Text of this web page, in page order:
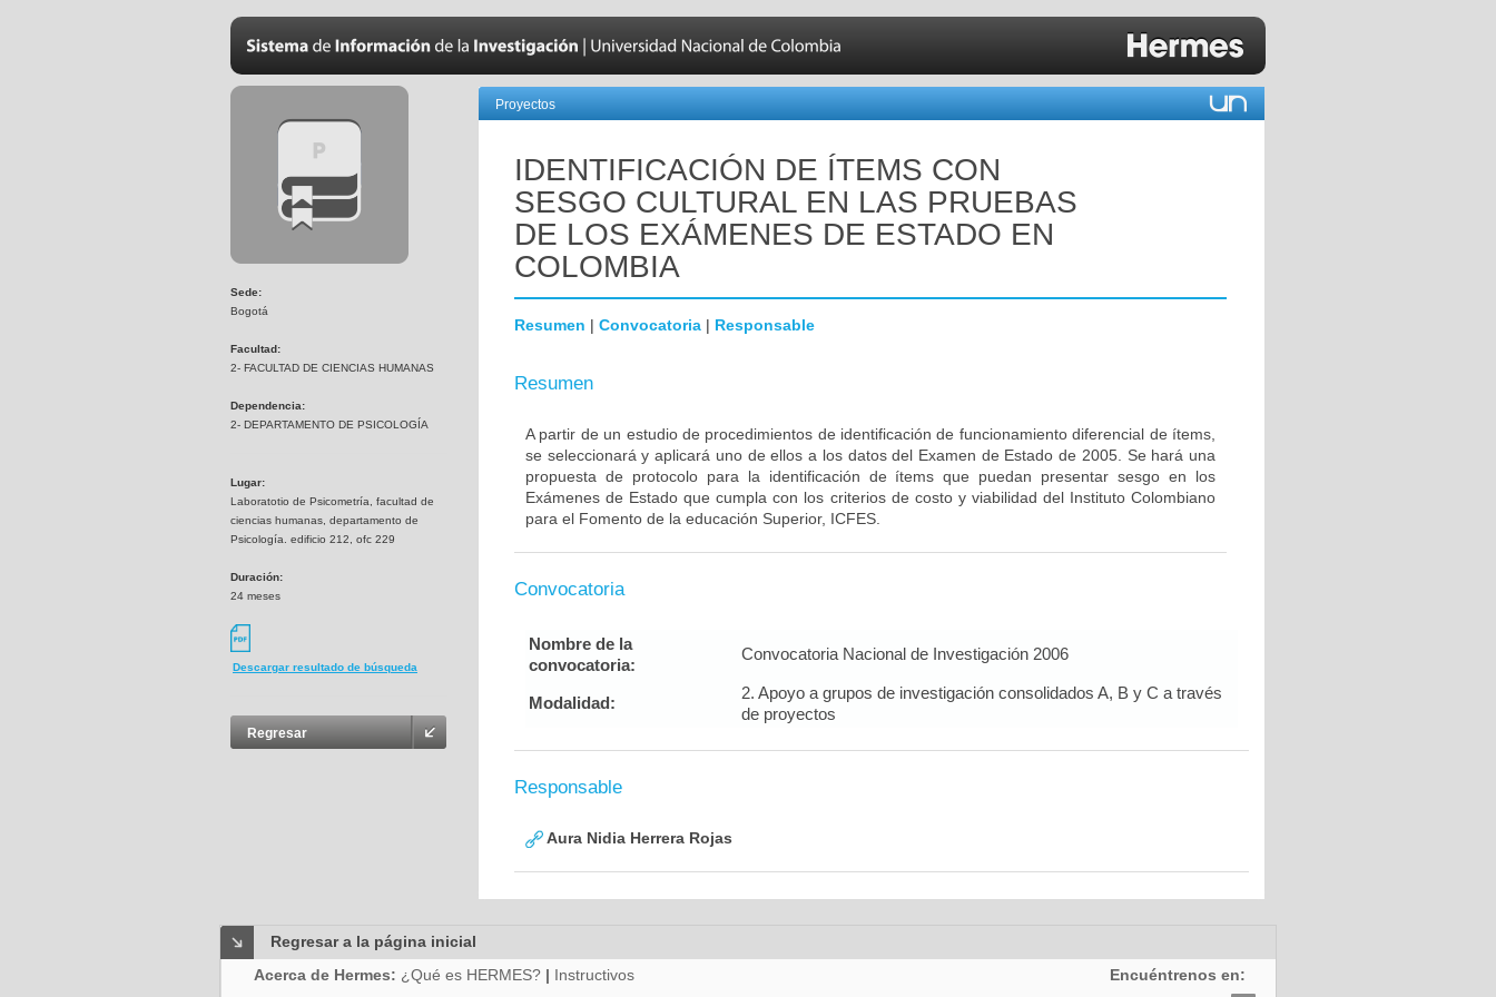
Sede:
Bogotá
Facultad:
2- FACULTAD DE CIENCIAS HUMANAS
Dependencia:
2- DEPARTAMENTO DE PSICOLOGÍA
Lugar:
Laboratotio de Psicometría, facultad de
ciencias humanas, departamento de
Psicología. edificio 212, ofc 229
Duración:
24 meses
Descargar resultado de búsqueda
Regresar
Proyectos
IDENTIFICACIÓN DE ÍTEMS CON
SESGO CULTURAL EN LAS PRUEBAS
DE LOS EXÁMENES DE ESTADO EN
COLOMBIA
Resumen | Convocatoria | Responsable
Resumen
A partir de un estudio de procedimientos de identificación de funcionamiento diferencial de ítems,
se seleccionará y aplicará uno de ellos a los datos del Examen de Estado de 2005. Se hará una
propuesta de protocolo para la identificación de ítems que puedan presentar sesgo en los
Exámenes de Estado que cumpla con los criterios de costo y viabilidad del Instituto Colombiano
para el Fomento de la educación Superior, ICFES.
Convocatoria
Nombre de la
convocatoria:
Convocatoria Nacional de Investigación 2006
Modalidad:
2. Apoyo a grupos de investigación consolidados A, B y C a través
de proyectos
Responsable
Aura Nidia Herrera Rojas
Regresar a la página inicial
Acerca de Hermes: ¿Qué es HERMES? | Instructivos Encuéntrenos en: